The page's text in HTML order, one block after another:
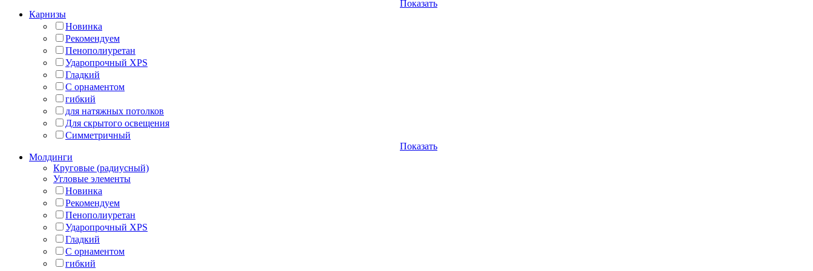
Показать
Карнизы
Новинка
Рекомендуем
Пенополиуретан
Ударопрочный XPS
Гладкий
С орнаментом
гибкий
для натяжных потолков
Для скрытого освещения
Симметричный
Показать
Молдинги
Круговые (радиусный)
Угловые элементы
Новинка
Рекомендуем
Пенополиуретан
Ударопрочный XPS
Гладкий
С орнаментом
гибкий